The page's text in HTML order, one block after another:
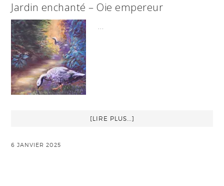
Jardin enchanté – Oie empereur
…
[LIRE PLUS...]
6 JANVIER 2025